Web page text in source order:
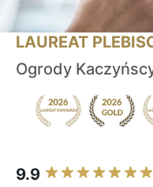
LAUREAT
Ogrody
9.9